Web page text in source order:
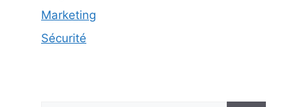
Marketing
Sécurité